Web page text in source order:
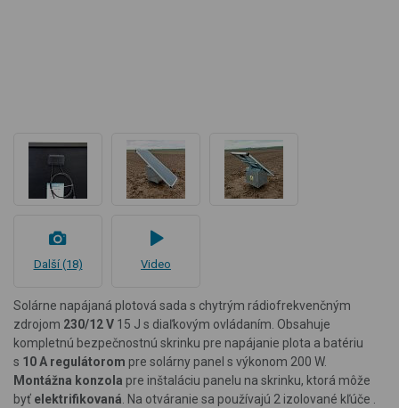
Další (18) Video
Solárne napájaná plotová sada s chytrým rádiofrekvenčným
zdrojom 230/12 V 15 J s diaľkovým ovládaním. Obsahuje
kompletnú bezpečnostnú skrinku pre napájanie plota a batériu
s 10 A regulátorom pre solárny panel s výkonom 200 W.
Montážna konzola pre inštaláciu panelu na skrinku, ktorá môže
byť elektrifikovaná . Na otváranie sa používajú 2 izolované kľúče .